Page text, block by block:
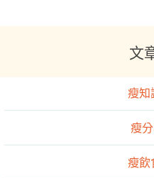
文
瘦知
瘦
瘦飲